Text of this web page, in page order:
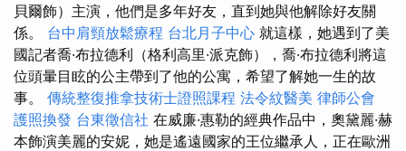
貝爾飾）主演，他們是多年好友，直到她與他解除好友關
係。 台中肩頸放鬆療程 台北月子中心 就這樣，她遇到了美
國記者喬·布拉德利（格利高里·派克飾），喬·布拉德利將這
位頭暈目眩的公主帶到了他的公寓，希望了解她一生的故
事。 傳統整復推拿技術士證照課程 法令紋醫美 律師公會
護照換發 台東徵信社 在威廉·惠勒的經典作品中，奧黛麗·赫
本飾演美麗的安妮，她是遙遠國家的王位繼承人，正在歐洲